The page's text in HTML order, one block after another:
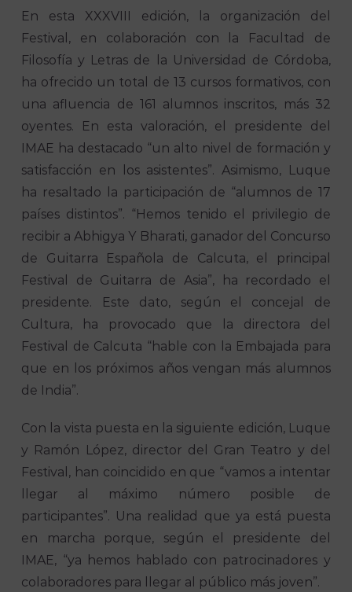
En esta XXXVIII edición, la organización del
Festival, en colaboración con la Facultad de
Filosofía y Letras de la Universidad de Córdoba,
ha ofrecido un total de 13 cursos formativos, con
una afluencia de 161 alumnos inscritos, más 32
oyentes. En esta valoración, el presidente del
IMAE ha destacado “un alto nivel de formación y
satisfacción en los asistentes”. Asimismo, Luque
ha resaltado la participación de “alumnos de 17
países distintos”. “Hemos tenido el privilegio de
recibir a Abhigya Y Bharati, ganador del Concurso
de Guitarra Española de Calcuta, el principal
Festival de Guitarra de Asia”, ha recordado el
presidente. Este dato, según el concejal de
Cultura, ha provocado que la directora del
Festival de Calcuta “hable con la Embajada para
que en los próximos años vengan más alumnos
de India”.
Con la vista puesta en la siguiente edición, Luque
y Ramón López, director del Gran Teatro y del
Festival, han coincidido en que “vamos a intentar
llegar al máximo número posible de
participantes”. Una realidad que ya está puesta
en marcha porque, según el presidente del
IMAE, “ya hemos hablado con patrocinadores y
colaboradores para llegar al público más joven”.